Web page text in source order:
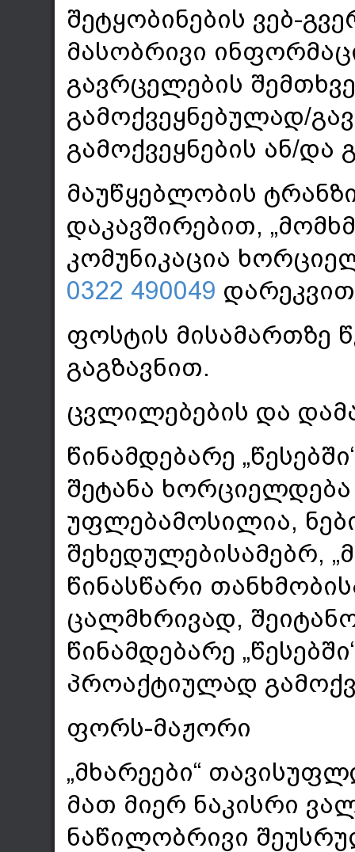
შეტყობინების ვებ-
მასობრივი
გავრცელების
გამოქვეყნებულად/
გამოქვეყნების ან/
მაუწყებლობის
დაკავშირებით,
კომუნიკაცია
0322 490049
ფოსტის მისამართზე
გაგზავნით.
ცვლილებების და
წინამდებარე
შეტანა
უფლებამოსილია,
შეხედულებისამებრ,
წინასწარი
ცალმხრივად,
წინამდებარე
პროაქტიულად
ფორს-მაჟორი
„მხარეები“
მათ მიერ ნაკისრი
ნაწილობრივი